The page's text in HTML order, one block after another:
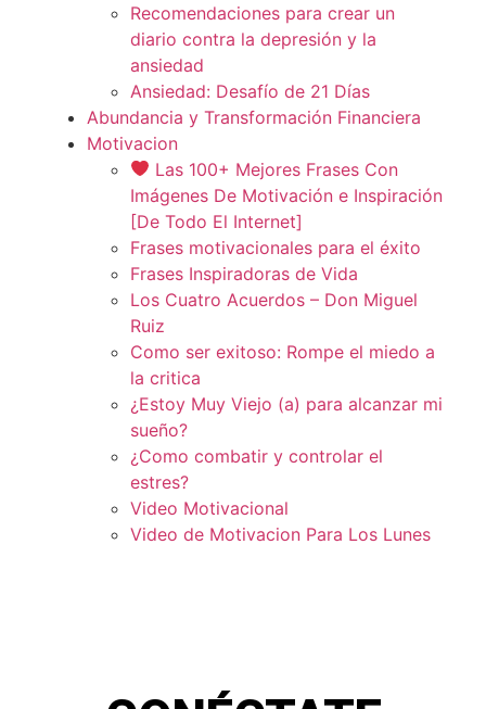
Recomendaciones para crear un
diario contra la depresión y la
ansiedad
Ansiedad: Desafío de 21 Días
Abundancia y Transformación Financiera
Motivacion
Las 100+ Mejores Frases Con
Imágenes De Motivación e Inspiración
[De Todo El Internet]
Frases motivacionales para el éxito
Frases Inspiradoras de Vida
Los Cuatro Acuerdos – Don Miguel
Ruiz
Como ser exitoso: Rompe el miedo a
la critica
¿Estoy Muy Viejo (a) para alcanzar mi
sueño?
¿Como combatir y controlar el
estres?
Video Motivacional
Video de Motivacion Para Los Lunes